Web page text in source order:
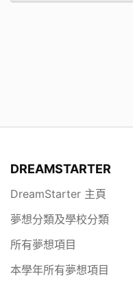
DREAMSTARTER
DreamStarter 主頁
夢想分類及學校分類
所有夢想項目
本學年所有夢想項目